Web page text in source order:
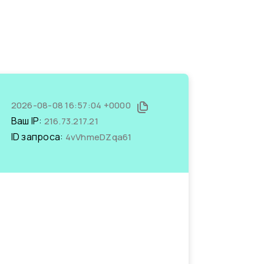
2026-08-08 16:57:04 +0000
Ваш IP: 216.73.217.21
ID запроса: 4vVhmeDZqa61